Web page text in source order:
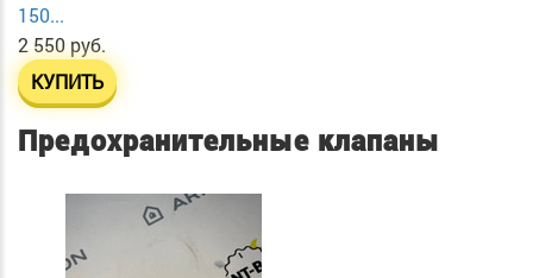
150...
2 550 руб.
КУПИТЬ
Предохранительные клапаны